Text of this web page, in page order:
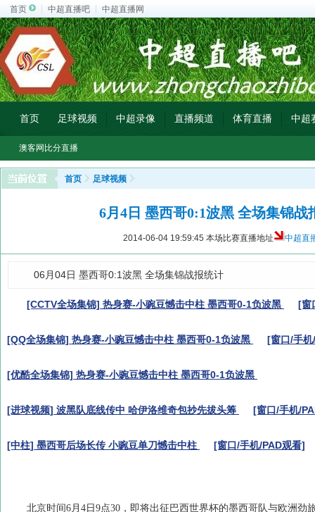
首页 中超直播吧 中超直播网
首页 足球视频 中超录像 直播频道 体育直播 中超
澳客网比分直播
首页 足球视频
6月4日 墨西哥0:1波黑 全场集锦战
2014-06-04 19:59:45 本场比赛直播地址 中超直
06月04日 墨西哥0:1波黑 全场集锦战报统计
[CCTV全场集锦] 热身赛-小豌豆憾击中柱 墨西哥0-1负波黑 [窗
[QQ全场集锦] 热身赛-小豌豆憾击中柱 墨西哥0-1负波黑 [窗口/手
[优酷全场集锦] 热身赛-小豌豆憾击中柱 墨西哥0-1负波黑
[进球视频] 波黑队底线传中 哈伊洛维奇包抄先拔头筹 [窗口/手机/
[中柱] 墨西哥后场长传 小豌豆单刀憾击中柱 [窗口/手机/PAD观看]
北京时间6月4日9点30，即将出征巴西世界杯的墨西哥队与欧洲劲